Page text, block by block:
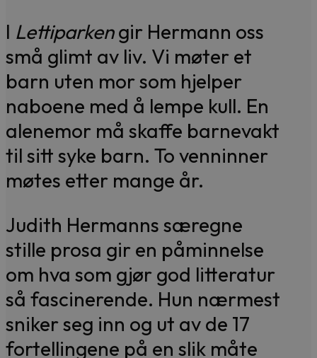
I Lettiparkengir Hermann oss
små glimt av liv. Vi møter et
barn uten mor som hjelper
naboene med å lempe kull. En
alenemor må skaffe barnevakt
til sitt syke barn. To venninner
møtes etter mange år.
Judith Hermanns særegne
stille prosa gir en påminnelse
om hva som gjør god litteratur
så fascinerende. Hun nærmest
sniker seg inn og ut av de 17
fortellingene på en slik måte